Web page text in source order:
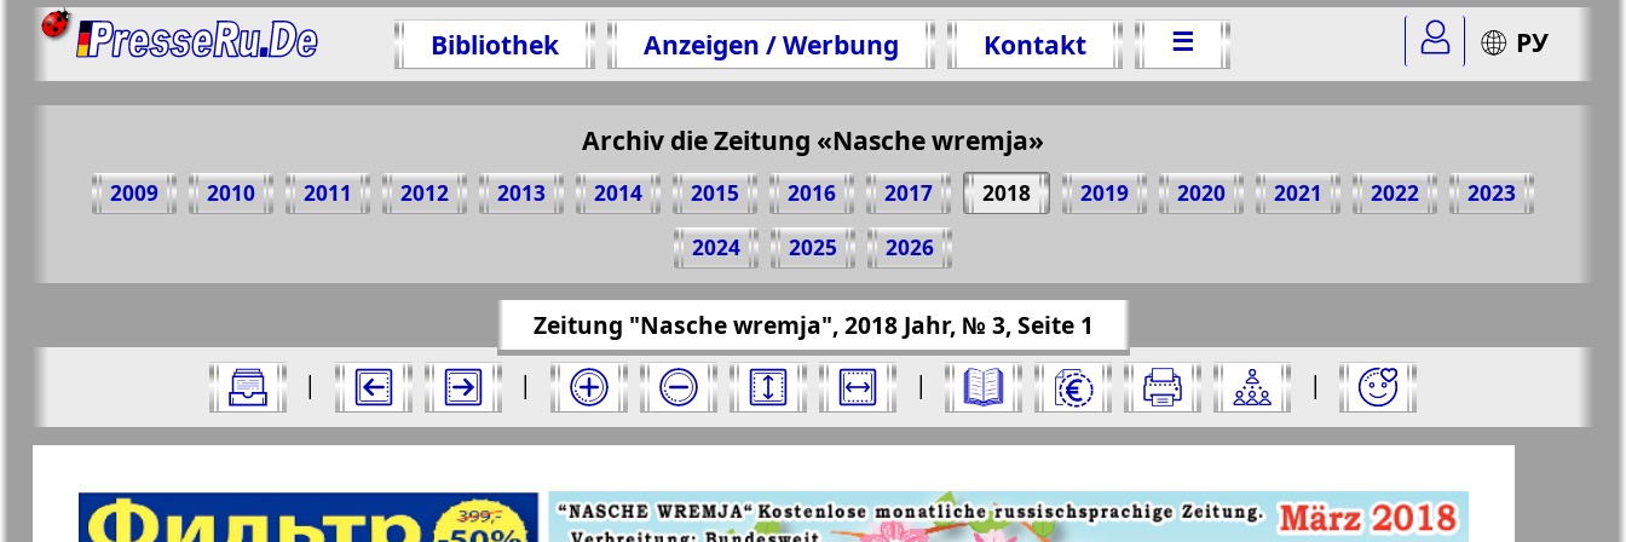
Bibliothek Anzeigen / Werbung Kontakt ☰ РУ
Archiv die Zeitung «Nasche wremja»
2009 2010 2011 2012 2013 2014 2015 2016 2017 2018 2019 2020 2021 2022
2023
2024
2025 2026
Alle Ausgaben Zeitungen "Nasche wremja" für 2018 Jahr. Wählen Sie eine Nummer aus und klicken Sie darauf:
Zeitung "Nasche wremja", 2018 Jahr, № 3, Seite 1
|
| | |
Seiten Zeitung "Nasche wremja". Ausgabe: 3, 2018 Jahr. Wählen Sie eine Seite aus und klicken Sie darauf:
Teilen 1 Seite Zeitung "Nasche wremja", № 3, 2018 Jahr
(Zum Kopieren klicken)
https://presseru.eu/?pub=nasche-wremja&god=2018&nomer=3&str=1
Aktuelle Zeitungen und Zeitschriften